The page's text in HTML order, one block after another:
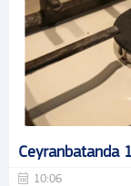
Ceyranbatanda
10:06